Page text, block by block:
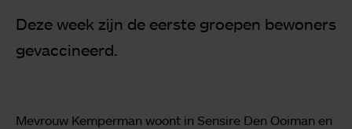
Deze week zijn de eerste groepen bewoners
gevaccineerd.
Mevrouw Kemperman woont in Sensire Den Ooiman en